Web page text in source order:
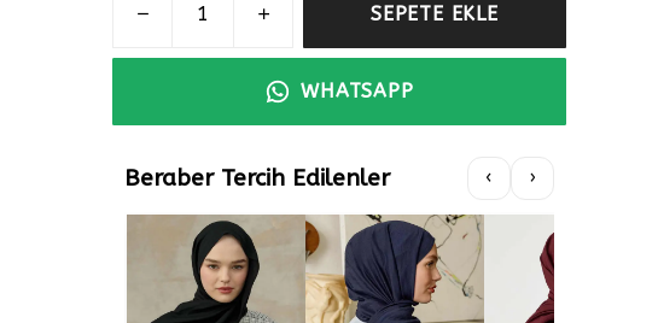
SEPETE EKLE
WHATSAPP
Beraber Tercih Edilenler ‹ ›